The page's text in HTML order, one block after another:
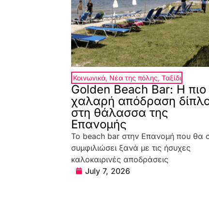
Κοινωνικά, Νέα της πόλης, Ταξίδι
Golden Beach Bar: Η πιο
χαλαρή απόδραση
στη θάλασσα της
Επανομής
Το beach bar στην Επανομή που θα
συμφιλιώσει ξανά με τις ήσυχες
καλοκαιρινές αποδράσεις
July 7, 2026